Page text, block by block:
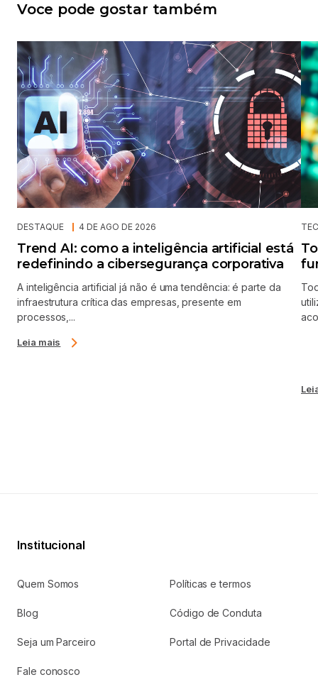
Voce pode gostar também
DESTAQUE 4 DE AGO DE 2026
Trend AI: como a inteligência artificial está
redefinindo a cibersegurança corporativa
A inteligência artificial já não é uma tendência: é parte da
infraestrutura crítica das empresas, presente em
processos,...
Leia mais
Institucional
Quem Somos Políticas e termos
Blog Código de Conduta
Seja um Parceiro Portal de Privacidade
Fale conosco